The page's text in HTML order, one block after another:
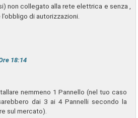
non collegato alla rete elettrica e senza ,
di autorizzazioni.
18:14
nemmeno 1 Pannello (nel tuo caso
dai 3 ai 4 Pannelli secondo la
sul mercato).